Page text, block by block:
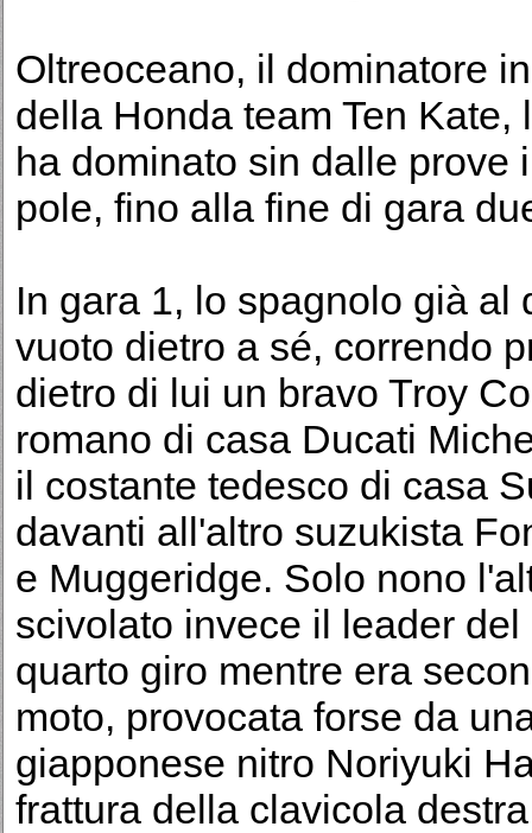
Oltreoceano, il dominatore
della Honda team Ten
ha dominato sin dalle prove
pole, fino alla fine di gara
In gara 1, lo spagnolo già al
vuoto dietro a sé, correndo
dietro di lui un bravo Troy
romano di casa Ducati
il costante tedesco di casa
davanti all'altro suzukista
e Muggeridge. Solo nono
scivolato invece il leader
quarto giro mentre era
moto, provocata forse da
giapponese nitro Noriyuki
frattura della clavicola